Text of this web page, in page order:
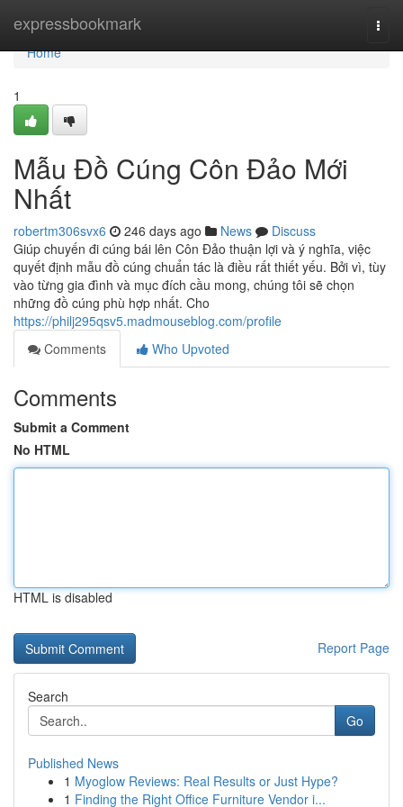
expressbookmark
Home
Home
1
Mẫu Đồ Cúng Côn Đảo Mới
Nhất
robertm306svx6 246 days ago News
Discuss
Giúp chuyến đi cúng bái lên Côn Đảo thuận lợi và ý nghĩa, việc
quyết định mẫu đồ cúng chuẩn tác là điều rất thiết yếu. Bởi vì, tùy
vào từng gia đình và mục đích cầu mong, chúng tôi sẽ chọn
những đồ cúng phù hợp nhất. Cho
https://philj295qsv5.madmouseblog.com/profile
Comments
Who Upvoted
Comments
Submit a Comment
No HTML
HTML is disabled
Report Page
Search
Go
Published News
1 Myoglow Reviews: Real Results or Just Hype?
1 Finding the Right Office Furniture Vendor i...